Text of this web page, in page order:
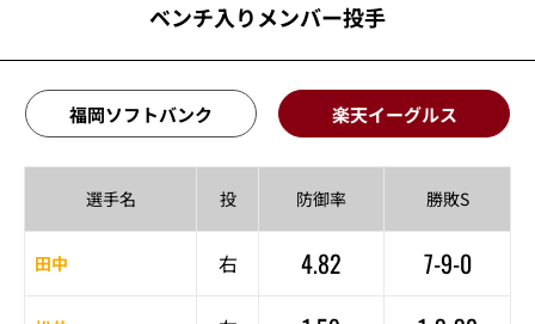
ベンチ入りメンバー投手
福岡ソフトバンク 楽天イーグルス
選手名 投 防御率 勝敗S
田中 右 4.82 7-9-0